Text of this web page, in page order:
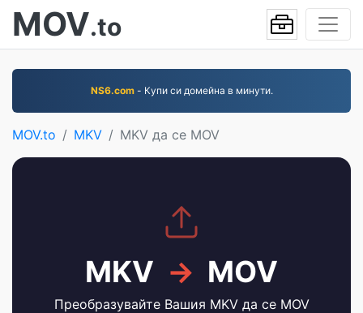
MOV.to
NS6.com- Купи си домейна в минути.
MOV.to MKV MKV да се MOV
MKV → MOV
Преобразувайте Вашия MKV да се MOV